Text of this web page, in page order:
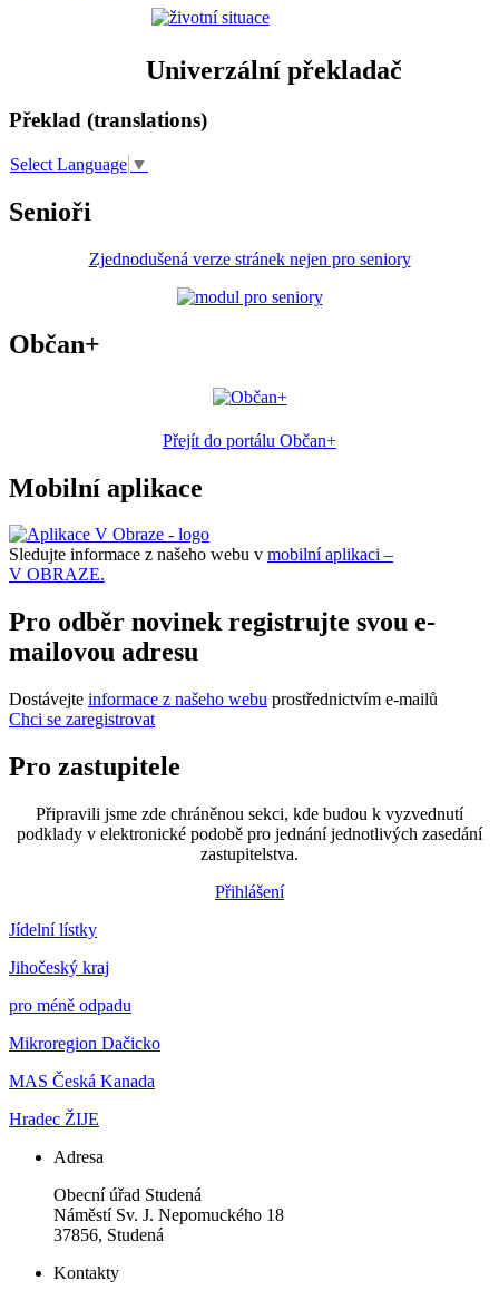
Univerzální překladač
Překlad (translations)
Select Language ▼
Senioři
Zjednodušená verze stránek nejen pro seniory
Občan+
Přejít do portálu Občan+
Mobilní aplikace
Sledujte informace z našeho webu v mobilní aplikaci –
V OBRAZE.
Pro odběr novinek registrujte svou e-
mailovou adresu
Dostávejte informace z našeho webu prostřednictvím e-mailů
Chci se zaregistrovat
Pro zastupitele
Připravili jsme zde chráněnou sekci, kde budou k vyzvednutí
podklady v elektronické podobě pro jednání jednotlivých zasedání
zastupitelstva.
Přihlášení
Jídelní lístky
Jihočeský kraj
pro méně odpadu
Mikroregion Dačicko
MAS Česká Kanada
Hradec ŽIJE
Adresa
Obecní úřad Studená
Náměstí Sv. J. Nepomuckého 18
37856, Studená
Kontakty